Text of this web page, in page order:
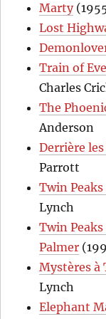
Marty
Lost
Train of
Charles
The
Anderson
Derrière
Parrott
Twin
Lynch
Twin
Palmer
Mystères à
Lynch
Elephant